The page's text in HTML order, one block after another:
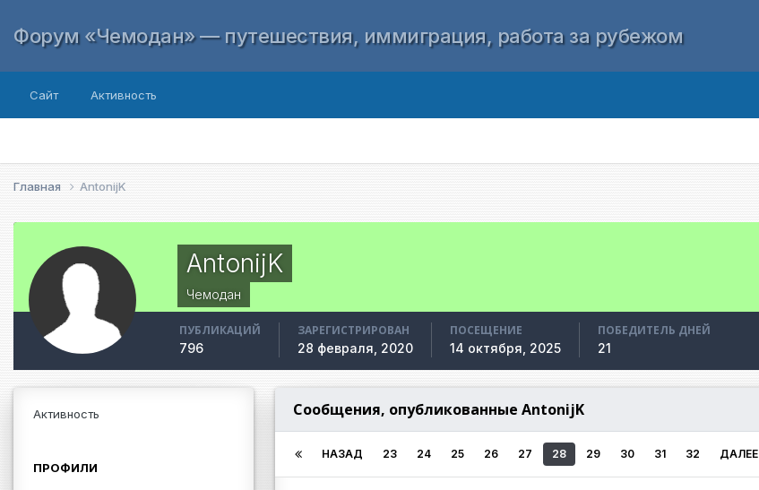
Форум «Чемодан» — путешествия, иммиграция, работа за рубежом
Сайт Активность
Главная AntonijK
AntonijK
Чемодан
ПУБЛИКАЦИЙ
796
ЗАРЕГИСТРИРОВАН
28 февраля, 2020
ПОСЕЩЕНИЕ
14 октября, 2025
ПОБЕДИТЕЛЬ ДНЕЙ
21
Активность
ПРОФИЛИ
Сообщения, опубликованные AntonijK
НАЗАД 23 24 25 26 27 28 29 30 31 32 ДАЛЕЕ